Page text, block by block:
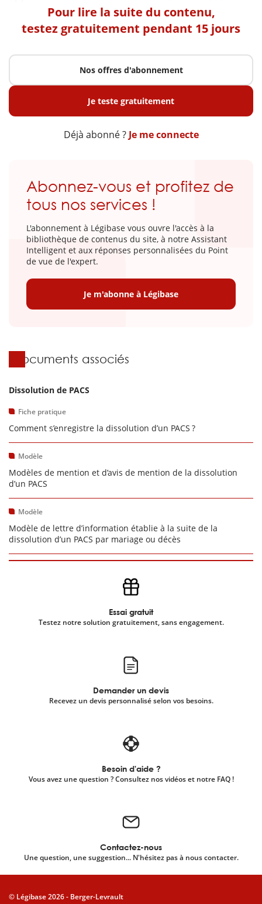
Pour lire la suite du contenu,
testez gratuitement pendant 15 jours
Nos offres d'abonnement
Je teste gratuitement
Déjà abonné ? Je me connecte
Abonnez-vous et profitez de
tous nos services !
L'abonnement à Légibase vous ouvre l'accès à la
bibliothèque de contenus du site, à notre Assistant
Intelligent et aux réponses personnalisées du Point
de vue de l'expert.
Je m'abonne à Légibase
Documents associés
Dissolution de PACS
Fiche pratique
Comment s’enregistre la dissolution d’un PACS ?
Modèle
Modèles de mention et d’avis de mention de la dissolution
d’un PACS
Modèle
Modèle de lettre d’information établie à la suite de la
dissolution d’un PACS par mariage ou décès
Essai gratuit
Testez notre solution gratuitement, sans engagement.
Demander un devis
Recevez un devis personnalisé selon vos besoins.
Besoin d'aide ?
Vous avez une question ? Consultez nos vidéos et notre FAQ !
Contactez-nous
Une question, une suggestion... N'hésitez pas à nous contacter.
© Légibase 2026 - Berger-Levrault